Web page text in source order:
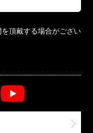
頂戴する場合がござい